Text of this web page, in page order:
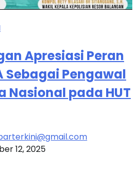
Apresiasi Peran
Sebagai Pengawal
Nasional pada HUT
12, 2025